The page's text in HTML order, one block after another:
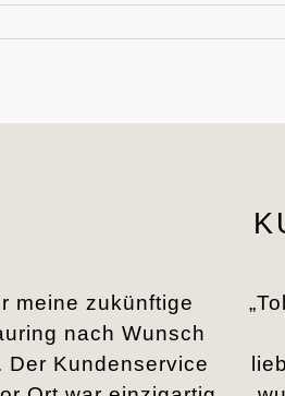
meine zukünftige
nach Wunsch
Kundenservice